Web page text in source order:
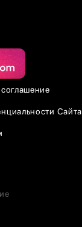
Сайта